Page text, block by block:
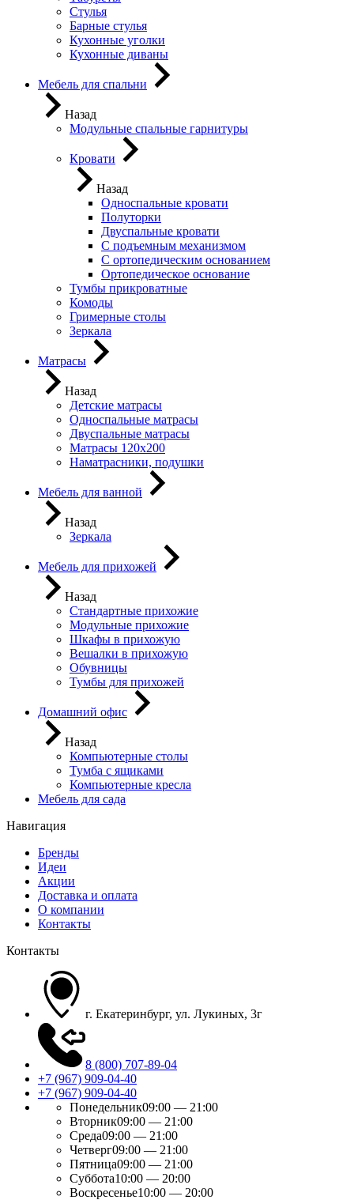
Стулья
Барные стулья
Кухонные уголки
Кухонные диваны
Мебель для спальни
Назад
Модульные спальные гарнитуры
Кровати
Назад
Односпальные кровати
Полуторки
Двуспальные кровати
С подъемным механизмом
С ортопедическим основанием
Ортопедическое основание
Тумбы прикроватные
Комоды
Гримерные столы
Зеркала
Матрасы
Назад
Детские матрасы
Односпальные матрасы
Двуспальные матрасы
Матрасы 120х200
Наматрасники, подушки
Мебель для ванной
Назад
Зеркала
Мебель для прихожей
Назад
Стандартные прихожие
Модульные прихожие
Шкафы в прихожую
Вешалки в прихожую
Обувницы
Тумбы для прихожей
Домашний офис
Назад
Компьютерные столы
Тумба с ящиками
Компьютерные кресла
Мебель для сада
Навигация
Бренды
Идеи
Акции
Доставка и оплата
О компании
Контакты
Контакты
г. Екатеринбург, ул. Лукиных, 3г
8 (800) 707-89-04
+7 (967) 909-04-40
+7 (967) 909-04-40
Понедельник09:00 — 21:00
Вторник09:00 — 21:00
Среда09:00 — 21:00
Четверг09:00 — 21:00
Пятница09:00 — 21:00
Суббота10:00 — 20:00
Воскресенье10:00 — 20:00